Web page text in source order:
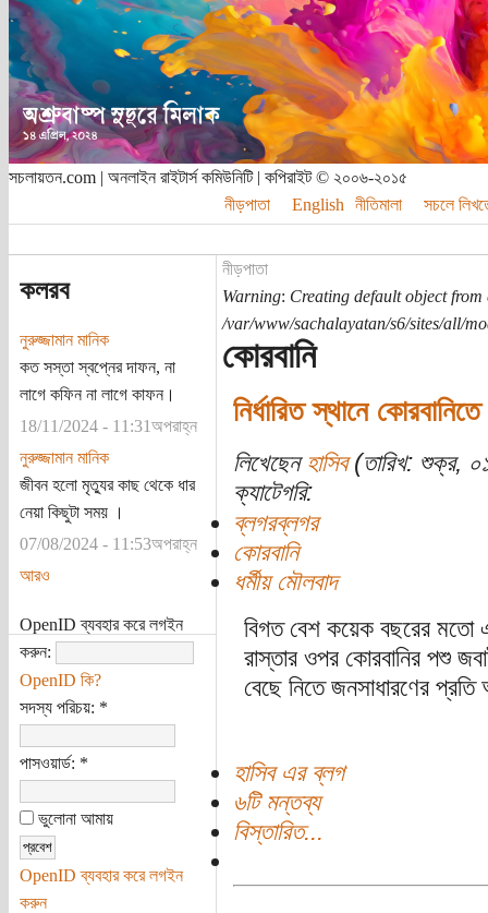
সচলায়তন.com | অনলাইন রাইটার্স কমিউনিটি | কপিরাইট © ২০০৬-২০১৫
নীড়পাতা
English নীতিমালা সচলে
কলরব
নুরুজ্জামান মানিক
কত সস্তা স্বপ্নের দাফন, না
লাগে কফিন না লাগে কাফন।
18/11/2024 - 11:31অপরাহ্ন
নুরুজ্জামান মানিক
জীবন হলো মৃত্যুর কাছ থেকে ধার
নেয়া কিছুটা সময় ।
07/08/2024 - 11:53অপরাহ্ন
আরও
OpenID ব্যবহার করে লগইন
করুন:
OpenID কি?
সদস্য পরিচয়: *
পাসওয়ার্ড: *
ভুলোনা আমায়
OpenID ব্যবহার করে লগইন
করুন
নীড়পাতা
Warning: Creating default object from
/var/www/sachalayatan/s6/sites/all/
কোরবানি
নির্ধারিত স্থানে
লিখেছেন হাসিব(তারিখ: শুক্র,
ক্যাটেগরি:
ব্লগরব্লগর
কোরবানি
ধর্মীয় মৌলবাদ
বিগত বেশ কয়েক বছরের মতো
রাস্তার ওপর কোরবানির পশু
বেছে নিতে জনসাধারণের
হাসিব এর ব্লগ
৬টি মন্তব্য
বিস্তারিত...